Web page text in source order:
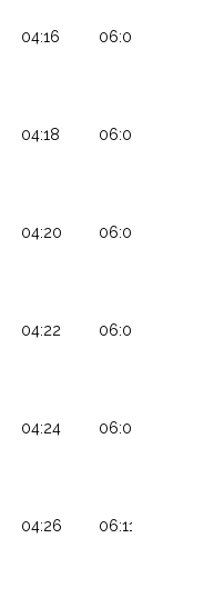
04:16 06:04
04:18 06:05
04:20 06:07
04:22 06:08
04:24 06:09
04:26 06:11